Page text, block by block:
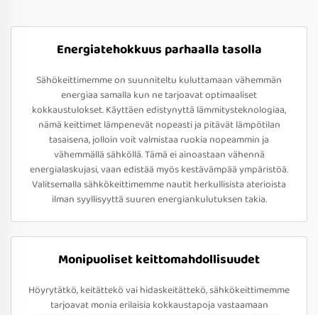
Energiatehokkuus parhaalla tasolla
Sähökeittimemme on suunniteltu kuluttamaan vähemmän
energiaa samalla kun ne tarjoavat optimaaliset
kokkaustulokset. Käyttäen edistynyttä lämmitysteknologiaa,
nämä keittimet lämpenevät nopeasti ja pitävät lämpötilan
tasaisena, jolloin voit valmistaa ruokia nopeammin ja
vähemmällä sähköllä. Tämä ei ainoastaan vähennä
energialaskujasi, vaan edistää myös kestävämpää ympäristöä.
Valitsemalla sähkökeittimemme nautit herkullisista aterioista
ilman syyllisyyttä suuren energiankulutuksen takia.
Monipuoliset keittomahdollisuudet
Höyrytätkö, keitättekö vai hidaskeitättekö, sähkökeittimemme
tarjoavat monia erilaisia kokkaustapoja vastaamaan